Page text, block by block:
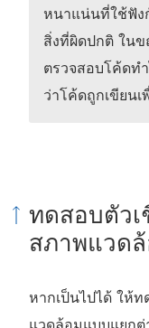
หนาแน่นที่ใช้ฟัง
สิ่งที่ผิดปกติ ใน
ตรวจสอบโค้ดท
ว่าโค้ดถูกเขียน
ทดสอบตัว
สภาพแวด
หากเป็นไปได้ ให้